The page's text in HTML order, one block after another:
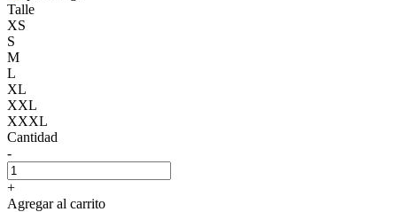
Talle
XS
S
M
L
XL
XXL
XXXL
Cantidad
-
+
Agregar al carrito